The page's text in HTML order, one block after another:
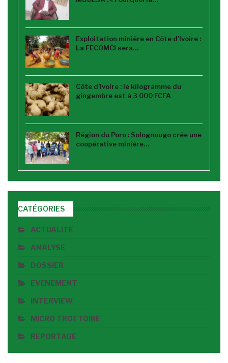
Exploitation minière en Côte d’Ivoire :
La FECOMCI sera…
Côte d’Ivoire : le kilogramme du
gingembre est à 3 000 FCFA
Région du Poro : Solognougo crée une
coopérative minière…
CATÉGORIES
ACTUALITE
ANALYSE
DOSSIER
EVENEMENT
INTERVIEW
MICRO TROTTOIRE
REPORTAGE